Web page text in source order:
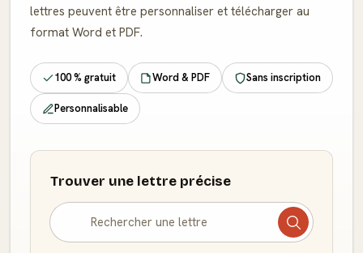
lettres peuvent être personnaliser et télécharger au
format Word et PDF.
100 % gratuit Word & PDF Sans inscription
Personnalisable
Trouver une lettre précise